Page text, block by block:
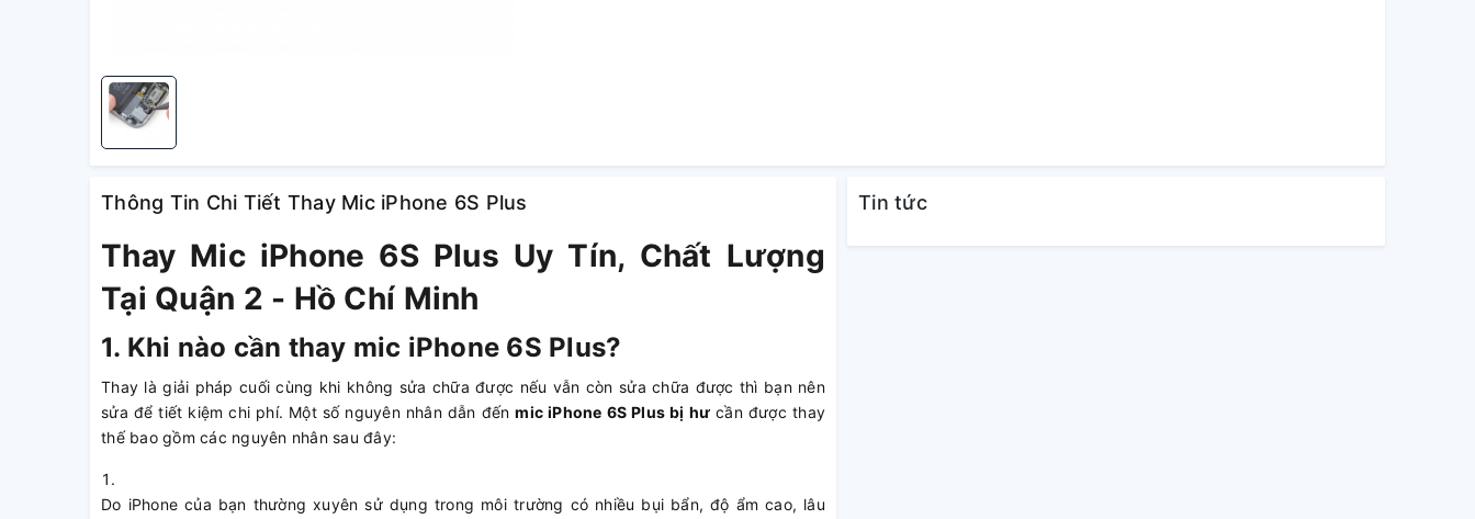
Thông Tin Chi Tiết Thay Mic iPhone 6S Plus
Thay Mic iPhone 6S Plus Uy Tín, Chất Lượng
Tại Quận 2 - Hồ Chí Minh
1. Khi nào cần thay mic iPhone 6S Plus?
Thay là giải pháp cuối cùng khi không sửa chữa được nếu vẫn còn sửa chữa được thì bạn nên
sửa để tiết kiệm chi phí. Một số nguyên nhân dẫn đếnmic iPhone 6S Plus bị hư cần được thay
thế bao gồm các nguyên nhân sau đây:
Do iPhone của bạn thường xuyên sử dụng trong môi trường có nhiều bụi bẩn, độ ẩm cao, lâu
Tin tức